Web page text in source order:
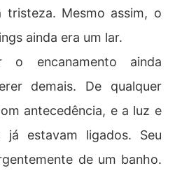
tristeza. Mesmo assim, o
ainda era um lar.
encanamento ainda
demais. De qualquer
antecedência, e a luz e
estavam ligados. Seu
de um banho.